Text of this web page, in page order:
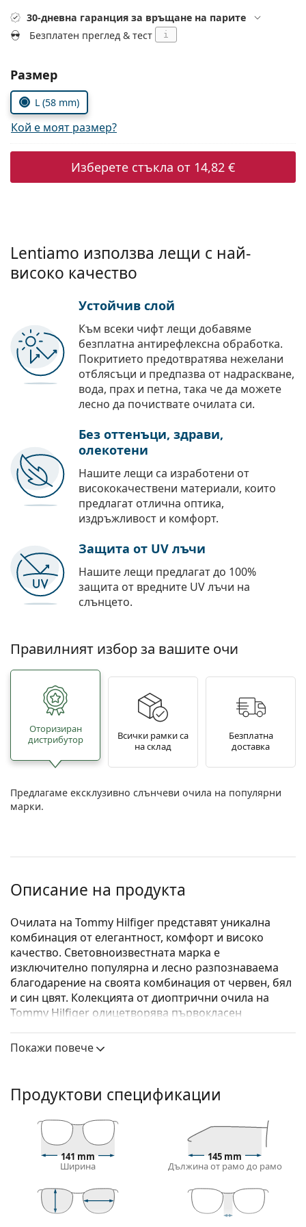
Prada
30-дневна гаранция за връщане на парите
Безплатен преглед & тест
i
Изберете параметри
Размер
L (58 mm)
Кой е моят размер?
Изберете стъкла от 14,82 €
Lentiamo използва лещи с най-
високо качество
Устойчив слой
Към всеки чифт лещи добавяме
безплатна антирефлексна обработка.
Покритието предотвратява нежелани
отблясъци и предпазва от надраскване,
вода, прах и петна, така че да можете
лесно да почиствате очилата си.
Без оттенъци, здрави,
олекотени
Нашите лещи са изработени от
висококачествени материали, които
предлагат отлична оптика,
издръжливост и комфорт.
Защита от UV лъчи
Нашите лещи предлагат до 100%
защита от вредните UV лъчи на
слънцето.
Правилният избор за вашите очи
Oторизиран
дистрибутор
Всички рамки са
на склад
Безплатна
доставка
Предлагаме ексклузивно слънчеви очила на популярни
марки.
Описание на продукта
Очилата на Tommy Hilfiger представят уникална
комбинация от елегантност, комфорт и високо
качество. Световноизвестната марка е
изключително популярна и лесно разпознаваема
благодарение на своята комбинация от червен, бял
и син цвят. Колекцията от диоптрични очила на
Tommy Hilfiger олицетворява първокласен
актуален години наред.
Вижте как изглеждате с тези очила с виртуалното
огледало на Lentiamo.
Диоптрични очила – рамки
Черният цвят на рамката перфектно съвпада с
кестенява или черна коса.
Правоъгълните рамки са идеален избор за тези с
Покажи повече
Продуктови спецификации
141 mm
Ширина
145 mm
Дължина от рамо до рамо